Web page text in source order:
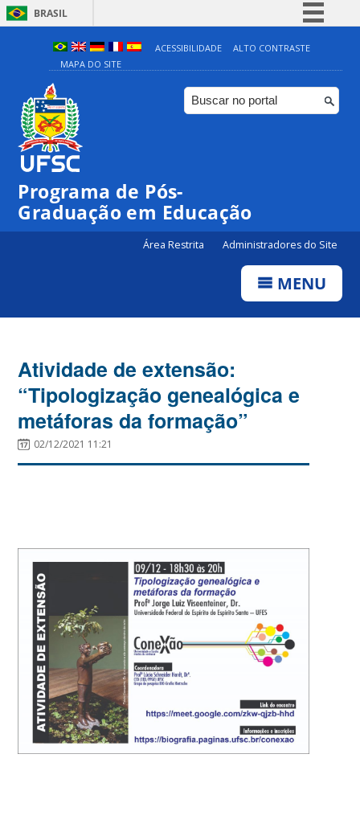
BRASIL
Simplifique!
Comunica BR
Participe
ACESSIBILIDADE
ALTO CONTRASTE
MAPA DO SITE
Programa de Pós-
Graduação em Educação
Área Restrita Administradores do Site
MENU
Atividade de extensão:
“Tipologização genealógica e
metáforas da formação”
02/12/2021 11:21